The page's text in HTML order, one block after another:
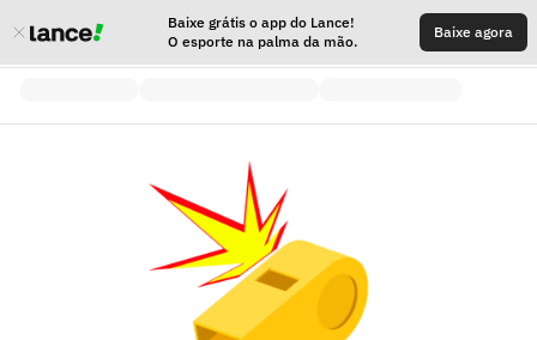
Baixe grátis o app do Lance!
O esporte na palma da mão.
Baixe agora